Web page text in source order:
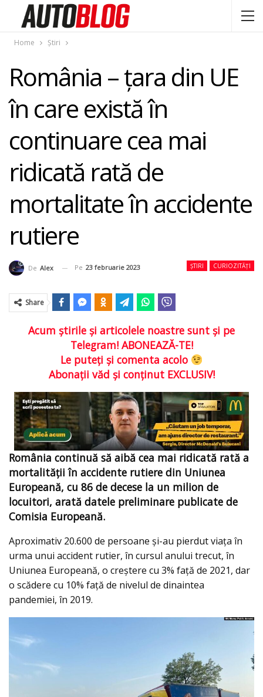
Home Știri
România – ţara din UE
în care există în
continuare cea mai
ridicată rată de
mortalitate în accidente
rutiere
ȘTIRI CURIOZITĂȚI
De Alex Pe 23 februarie 2023
Share
Acum ştirile şi articolele noastre sunt şi pe
Telegram! ABONEAZĂ-TE!
Le puteţi şi comenta acolo
Abonaţii văd şi conţinut EXCLUSIV!
România continuă să aibă cea mai ridicată rată a
mortalității în accidente rutiere din Uniunea
Europeană, cu 86 de decese la un milion de
locuitori, arată datele preliminare publicate de
Comisia Europeană.
Aproximativ 20.600 de persoane şi-au pierdut viaţa în
urma unui accident rutier, în cursul anului trecut, în
Uniunea Europeană, o creştere cu 3% faţă de 2021, dar
o scădere cu 10% faţă de nivelul de dinaintea
pandemiei, în 2019.